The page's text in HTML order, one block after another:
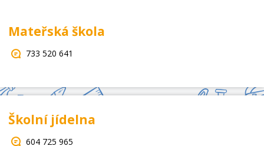
Mateřská škola
733 520 641
Školní jídelna
604 725 965